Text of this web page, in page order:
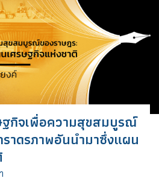
ฐกิจเพื่อความสุขสมบูรณ์
าดรภาพอันนำมาซึ่งแผน